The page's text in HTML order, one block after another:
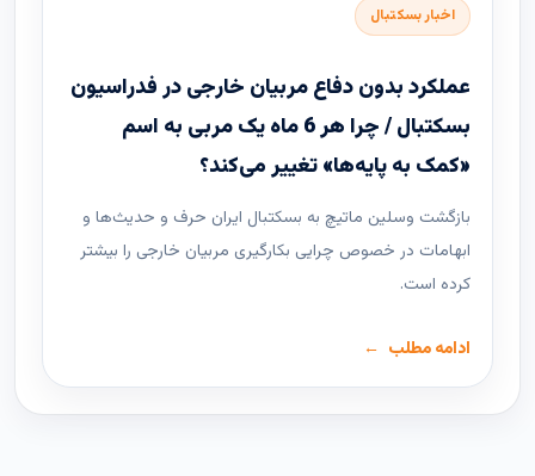
اخبار بسکتبال
عملکرد بدون دفاع مربیان خارجی در فدراسیون
بسکتبال / چرا هر 6 ماه یک مربی به اسم
«کمک به پایه‌ها» تغییر می‌کند؟
بازگشت وسلین ماتیچ به بسکتبال ایران حرف و حدیث‌ها و
ابهامات در خصوص چرایی بکارگیری مربیان خارجی را بیشتر
کرده است.
ادامه مطلب